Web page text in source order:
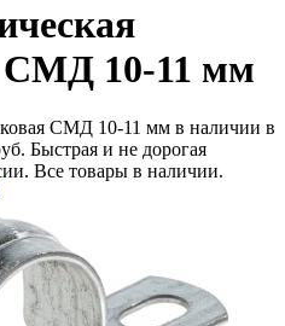
СМД 10-11 мм
СМД 10-11 мм в наличии в
Быстрая и не дорогая
Все товары в наличии.